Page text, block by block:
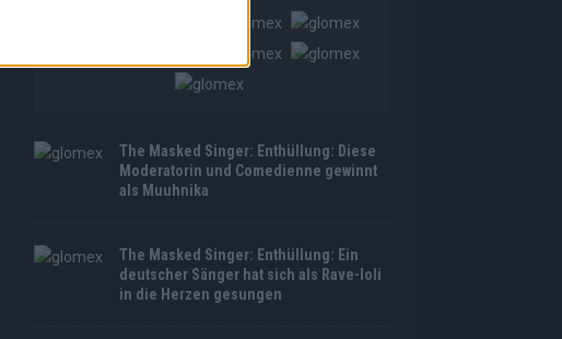
The Masked Singer: Enthüllung: Diese
Moderatorin und Comedienne gewinnt
als Muuhnika
The Masked Singer: Enthüllung: Ein
deutscher Sänger hat sich als Rave-Ioli
in die Herzen gesungen